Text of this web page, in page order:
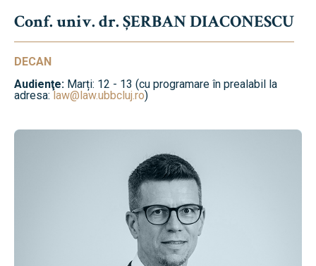
Conf. univ. dr. ȘERBAN DIACONESCU
DECAN
Audienţe: Marți: 12 - 13 (cu programare în prealabil la
adresa:law@law.ubbcluj.ro)